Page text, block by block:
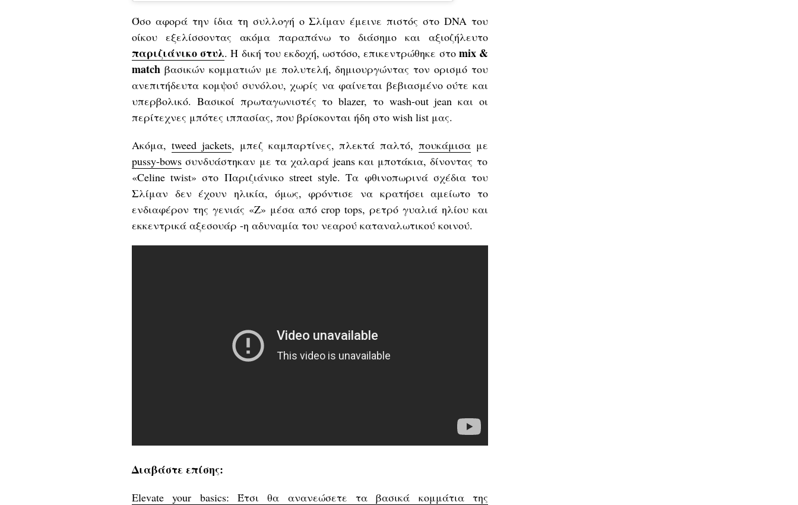
Όσο αφορά την ίδια τη συλλογή ο Σλίμαν έμεινε πιστός στο DNA του
οίκου εξελίσσοντας ακόμα παραπάνω το διάσημο και αξιοζήλευτο
παριζιάνικο στυλ. Η δική του εκδοχή, ωστόσο, επικεντρώθηκε στο mix &
match βασικών κομματιών με πολυτελή, δημιουργώντας τον ορισμό του
ανεπιτήδευτα κομψού συνόλου, χωρίς να φαίνεται βεβιασμένο ούτε και
υπερβολικό. Βασικοί πρωταγωνιστές το blazer, το wash-out jean και οι
περίτεχνες μπότες ιππασίας, που βρίσκονται ήδη στο wish list μας.
Ακόμα, tweed jackets, μπεζ καμπαρτίνες, πλεκτά παλτό,πουκάμισα με
pussy-bows συνδυάστηκαν με τα χαλαρά jeans και μποτάκια, δίνοντας το
«Celine twist» στο Παριζιάνικο street style. Τα φθινοπωρινά σχέδια του
Σλίμαν δεν έχουν ηλικία, όμως, φρόντισε να κρατήσει αμείωτο το
ενδιαφέρον της γενιάς «Z» μέσα από crop tops, ρετρό γυαλιά ηλίου και
εκκεντρικά αξεσουάρ -η αδυναμία του νεαρού καταναλωτικού κοινού.
Διαβάστε επίσης:
Elevate your basics: Έτσι θα ανανεώσετε τα βασικά κομμάτια της